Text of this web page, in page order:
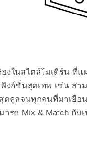
งในสไตล์โมเดิร์น ที่แ
งก์ชั่นสุดเทพ เช่น สา
คูลจนทุกคนที่มาเยือ
รถ Mix & Match กับ